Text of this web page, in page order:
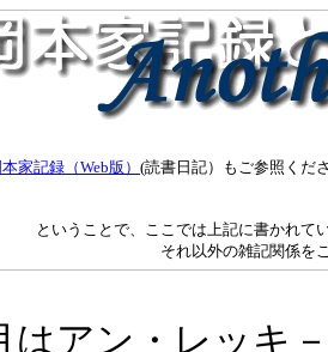
本家記録（Web版） (読書日記）もご参照くだ
ということで、ここでは上記に書かれて
それ以外の雑記関係を
アン・レッキ